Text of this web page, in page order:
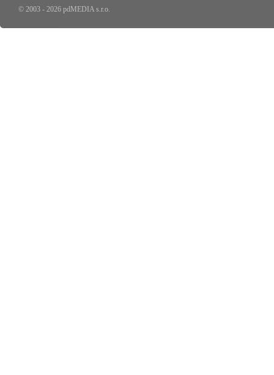
© 2003 - 2026 pdMEDIA s.r.o.